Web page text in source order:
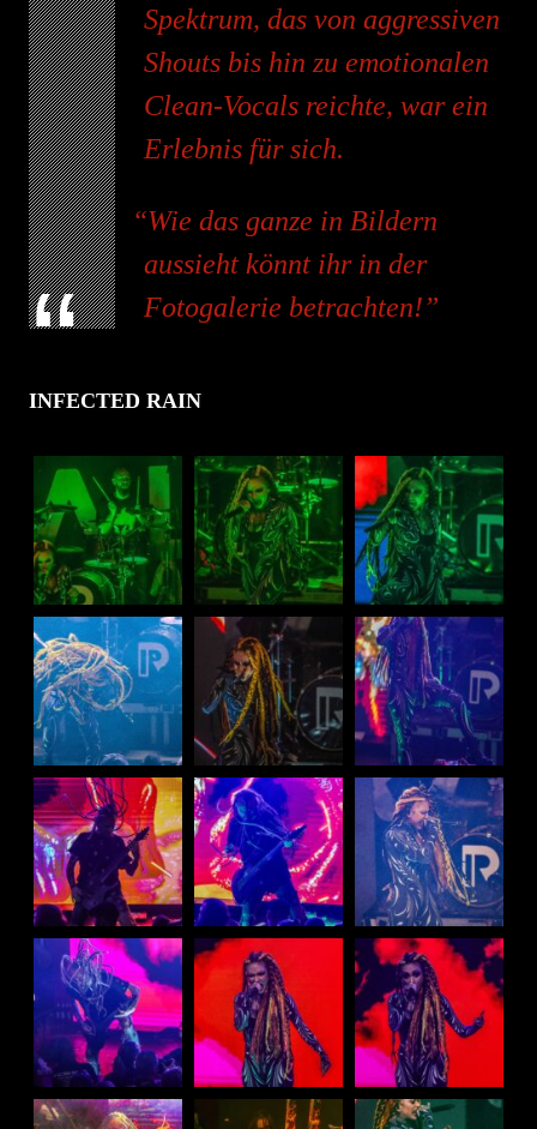
Spektrum, das von aggressiven
Shouts bis hin zu emotionalen
Clean-Vocals reichte, war ein
Erlebnis für sich.
Wie das ganze in Bildern
aussieht könnt ihr in der
Fotogalerie betrachten!
INFECTED RAIN